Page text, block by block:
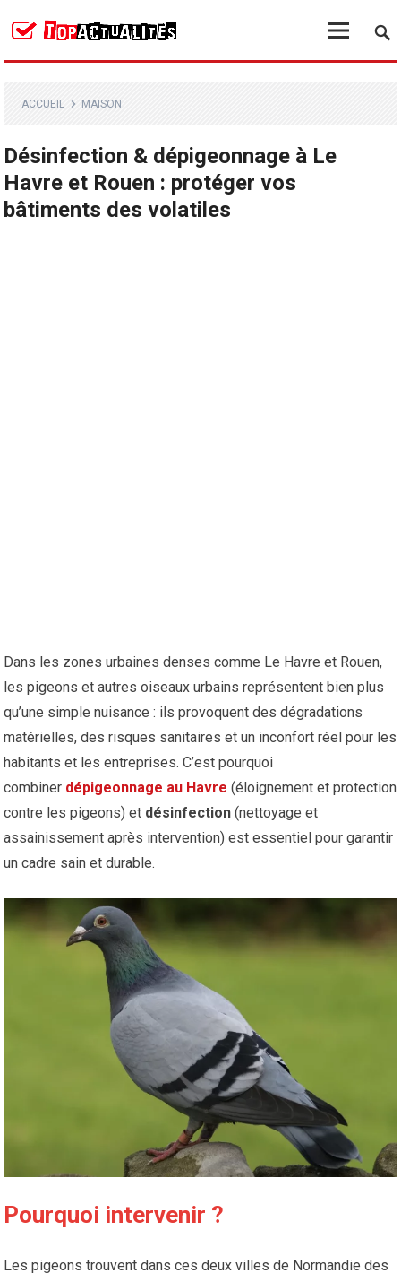
ACCUEIL MAISON
Désinfection & dépigeonnage à Le
Havre et Rouen : protéger vos
bâtiments des volatiles
Dans les zones urbaines denses comme Le Havre et Rouen,
les pigeons et autres oiseaux urbains représentent bien plus
qu’une simple nuisance : ils provoquent des dégradations
matérielles, des risques sanitaires et un inconfort réel pour les
habitants et les entreprises. C’est pourquoi
combiner dépigeonnage au Havre (éloignement et protection
contre les pigeons) et désinfection (nettoyage et
assainissement après intervention) est essentiel pour garantir
un cadre sain et durable.
Pourquoi intervenir ?
Les pigeons trouvent dans ces deux villes de Normandie des